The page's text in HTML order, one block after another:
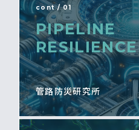
cont / 01
PIPELINE
管路防災研究所